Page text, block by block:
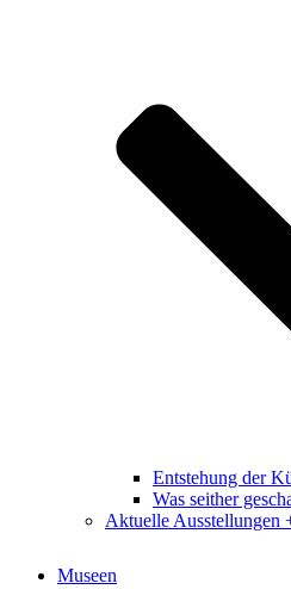
Entstehung der
Was seither
Aktuelle Ausstellungen
Museen